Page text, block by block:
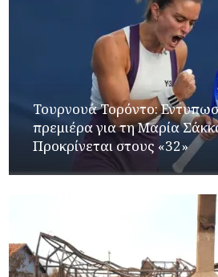
Τουρνουά Τορόντο:
πρεμιέρα για τη Μαρία
Προκρίνεται στους «32»